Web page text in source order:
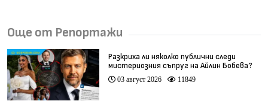
Още от Репортажи
Разкриха ли няколко публични следи
мистериозния съпруг на Айлин Бобева?
03 август 2026 11849